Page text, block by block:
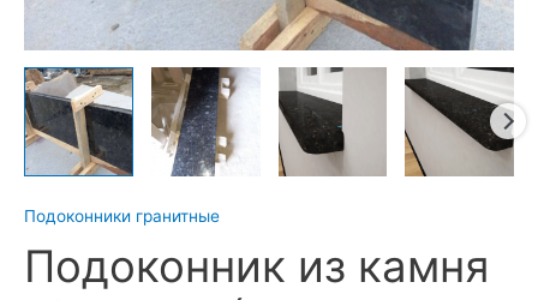
Подоконники гранитные
Подоконник из камня